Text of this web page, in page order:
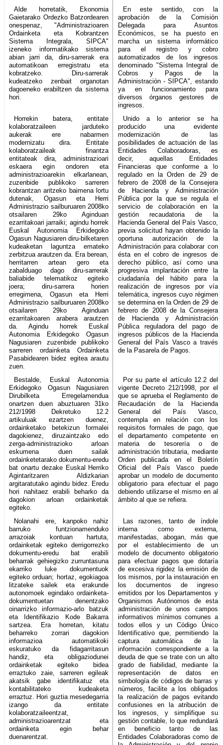
Alde horretatik, Ekonomia
Gaietarako Ordezko Batzordearen
onespenaz, "Administrazioaren
Ordainketa eta Kobrantzen
Sistema Integrala, SIPCA"
izeneko informatikako sistema
abian jarri da, diru-sarrerak era
automatikoan erregistratu eta
kobratzeko. Diru-sarrerak
kudeatzeko zenbait organotan
dagoeneko erabiltzen da sistema
hori.
En este sentido, con la
aprobación de la Comisión
Delegada para Asuntos
Económicos, se ha puesto en
marcha un sistema informático
para el registro y cobro
automatizados de los ingresos
denominado "Sistema Integral de
Cobros y Pagos de la
Administración - SIPCA", estando
ya en funcionamiento para
diversos órganos gestores de
ingresos.
Horrekin batera, entitate
kolaboratzaileen jarduteko
aukerak ere nabarmen
modernizatu dira. Entitate
kolaboratzaileak finantza
entitateak dira, administrazioari
eskaera egin ondoren eta
administrazioarekin elkarlanean,
zuzenbide publikoko sarreren
kobrantzan aritzeko baimena lortu
dutenak, Ogasun eta Herri
Administrazio sailburuaren 2008ko
otsailaren 29ko Aginduan
ezarritakoari jarraiki; agindu horrek
Euskal Autonomia Erkidegoko
Ogasun Nagusiaren diru-bilketaren
kudeaketan laguntza emateko
zerbitzua arautzen da. Era berean,
herritarren artean gero eta
zabalduago dago diru-sarrerak
baliabide telematikoz egiteko
joera; diru-sarrera horien
erregimena, Ogasun eta Herri
Administrazio sailburuaren 2008ko
otsailaren 29ko Aginduan
ezarritakoaren arabera arautzen
da. Agindu horrek Euskal
Autonomia Erkidegoko Ogasun
Nagusiaren zuzenbide publikoko
sarreren ordainketa Ordainketa
Pasabidearen bidez egitea arautu
zuen.
Unido a lo anterior se ha
producido una evidente
modernización de las
posibilidades de actuación de las
Entidades Colaboradoras, es
decir, aquellas Entidades
Financieras que conforme a lo
regulado en la Orden de 29 de
febrero de 2008 de la Consejera
de Hacienda y Administración
Pública por la que se regula el
servicio de colaboración en la
gestión recaudatoria de la
Hacienda General del País Vasco,
previa solicitud hayan obtenido la
oportuna autorización de la
Administración para colaborar con
ésta en el cobro de ingresos de
derecho público, así como una
progresiva implantación entre la
ciudadanía del hábito para la
realización de ingresos por vía
telemática, ingresos cuyo régimen
se determina en la Orden de 29 de
febrero de 2008 de la Consejera
de Hacienda y Administración
Pública reguladora del pago de
ingresos públicos de la Hacienda
General del País Vasco a través
de la Pasarela de Pagos.
Bestalde, Euskal Autonomia
Erkidegoko Ogasun Nagusiaren
Dirubilketa Erregelamendua
onartzen duen abuztuaren 31ko
212/1998 Dekretuko 12.2
artikuluak ezartzen duenez,
ordainketako betekizun formalei
dagokienez, diruzaintzako edo
zerga-administrazioko arloan
eskumena duen sailak
ordainketetarako dokumentu-eredu
bat onartu dezake Euskal Herriko
Agintaritzaren Aldizkarian
argitaratutako agindu bidez. Eredu
hori nahitaez erabili beharko da
dagokion arloan ordainketak
egiteko.
Por su parte el artículo 12.2 del
vigente Decreto 212/1998, por el
que se aprueba el Reglamento de
Recaudación de la Hacienda
General del País Vasco,
contempla en relación con los
requisitos formales de pago, que
el departamento competente en
materia de tesorería o de
administración tributaria, mediante
Orden publicada en el Boletín
Oficial del País Vasco puede
aprobar un modelo de documento
obligatorio para efectuar el pago
debiendo utilizarse el mismo en al
ámbito al que se refiera.
Nolanahi ere, kanpoko nahiz
barruko funtzionamenduko
arrazoiak kontuan hartuta,
ordainketak egiteko derrigorrezko
dokumentu-eredu bat erabili
beharrak gehiegizko zurruntasuna
ekarriko luke dokumentuok
egiteko orduan; hortaz, egokiagoa
litzateke sailek eta erakunde
autonomoek egindako ordainketa-
dokumentuetan denentzako
oinarrizko informazio-arlo batzuk
eta Identifikazio Kode Bakarra
sartzea. Era horretan, kitatu
beharreko zorrari dagokion
informazioa automatikoki
eskuratuko da fidagarritasun
handiz, eta obligaziodunei
ordainketak egiteko bidea
erraztuko zaie, sarreren egileak
akatsik gabe identifikatuz eta
kontabilitateko kudeaketa
erraztuz. Hori guztia mesedegarria
izango da entitate
kolaboratzaileentzat,
administrazioarentzat eta
ordainketa egin behar
duenarentzat.
Las razones, tanto de índole
interna como externa,
manifestadas, abogan, más que
por el establecimiento de un
modelo de documento obligatorio
para efectuar pagos que dotaría
de excesiva rigidez la emisión de
los mismos, por la instauración en
los documentos de ingreso
emitidos por los Departamentos y
Organismos Autónomos de esta
administración de unos campos
informativos mínimos comunes a
todos ellos y un Código Único
Identificativo que, permitiendo la
captura automática de la
información correspondiente a la
deuda de que se trate con un alto
grado de fiabilidad, mediante la
representación de datos en
simbología de códigos de barras y
números, facilite a los obligados
la realización de pagos evitando
confusiones en la atribución de
los ingresos, y simplifique su
gestión contable, lo que redundará
en beneficio tanto de las
Entidades Colaboradoras como de